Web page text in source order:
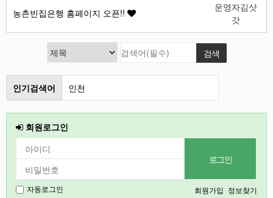
농촌빈집은행 홈페이지 오픈!!
운영자김삿
갓
인기검색어
인천
철원
강릉
2026
회원로그인
자동로그인 회원가입 정보찾기